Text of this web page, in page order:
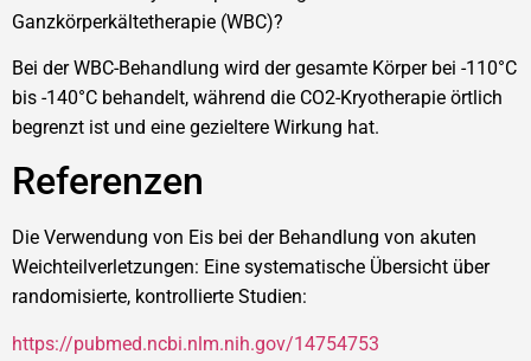
Ganzkörperkältetherapie (WBC)?
Bei der WBC-Behandlung wird der gesamte Körper bei -110°C
bis -140°C behandelt, während die CO2-Kryotherapie örtlich
begrenzt ist und eine gezieltere Wirkung hat.
Referenzen
Die Verwendung von Eis bei der Behandlung von akuten
Weichteilverletzungen: Eine systematische Übersicht über
randomisierte, kontrollierte Studien:
https://pubmed.ncbi.nlm.nih.gov/14754753